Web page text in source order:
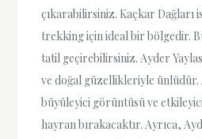
çıkarabilirsiniz. Kaçkar Dağları
trekking için ideal bir bölgedir.
tatil geçirebilirsiniz. Ayder
ve doğal güzellikleriyle ünlüdür.
büyüleyici görüntüsü ve
hayran bırakacaktır. Ayrıca,